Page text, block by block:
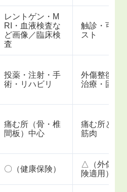
レントゲン・M
RI・血液検査な
ど画像／臨床検
査
触診・可動
スト
投薬・注射・手
術・リハビリ
外傷整復・
治療・固定
痛む所（骨・椎
間板）中心
痛む所と周
筋肉
〇（健康保険）
△（外傷の
険適用）